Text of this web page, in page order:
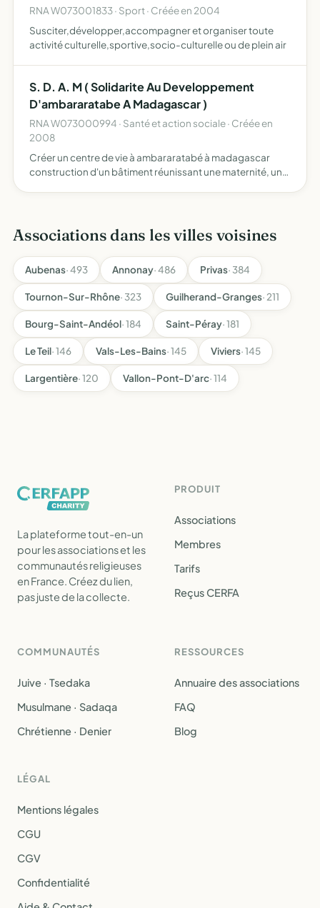
RNA W073001833 · Sport · Créée en 2004
Susciter,développer,accompagner et organiser toute
activité culturelle,sportive,socio-culturelle ou de plein air
S. D. A. M ( Solidarite Au Developpement
D'ambararatabe A Madagascar )
RNA W073000994 · Santé et action sociale · Créée en
2008
Créer un centre de vie à ambararatabé à madagascar
construction d'un bâtiment réunissant une maternité, un
Associations dans les villes voisines
Aubenas· 493 Annonay· 486 Privas· 384
Tournon-Sur-Rhône· 323 Guilherand-Granges· 211
Bourg-Saint-Andéol· 184 Saint-Péray· 181
Le Teil· 146 Vals-Les-Bains· 145 Viviers· 145
Largentière· 120 Vallon-Pont-D'arc· 114
La plateforme tout-en-un
pour les associations et les
communautés religieuses
en France. Créez du lien,
pas juste de la collecte.
PRODUIT
Associations
Membres
Tarifs
Reçus CERFA
COMMUNAUTÉS
Juive · Tsedaka
Musulmane · Sadaqa
Chrétienne · Denier
RESSOURCES
Annuaire des associations
FAQ
Blog
LÉGAL
Mentions légales
CGU
CGV
Confidentialité